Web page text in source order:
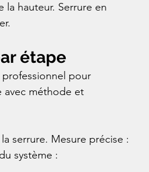
hauteur. Serrure en
étape
professionnel pour
avec méthode et
serrure. Mesure précise :
système :